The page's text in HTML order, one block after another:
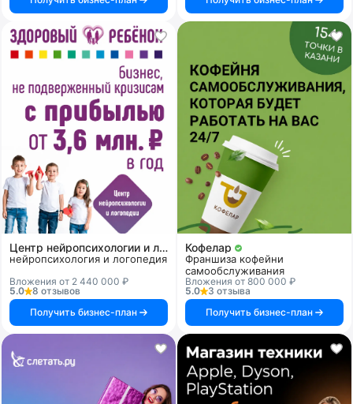
Центр нейропсихологии и логопедии «Здоровый ребенок»
нейропсихология и логопедия
Вложения от 2 440 000 ₽
5.0
8 отзывов
Получить бизнес-план
Кофелар
Франшиза кофейни
самообслуживания
Вложения от 800 000 ₽
5.0
3 отзыва
Получить бизнес-план